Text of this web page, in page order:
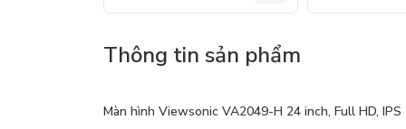
Thông tin sản phẩm
Màn hình Viewsonic VA2049-H 24 inch, Full HD, IPS